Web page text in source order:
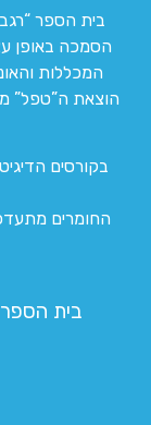
בית הספר
הסמכה באופן
המכללות
הוצאת ה”טפל”
בקורסים
החומרים
בית